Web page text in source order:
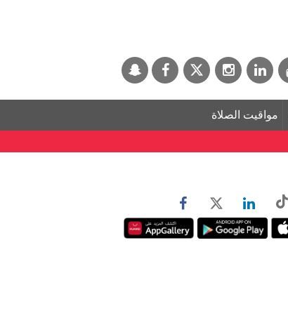
مواقيت الصلاة